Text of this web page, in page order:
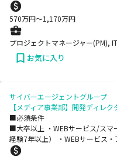
570万円〜1,170万円
プロジェクトマネージャー(PM),
お気に入り
サイバーエージェントグループ
【メディア事業部】開発ディレ
■必須条件
■大卒以上 ・WEBサービス/スマ
経験7年以上） ・WEBサービス